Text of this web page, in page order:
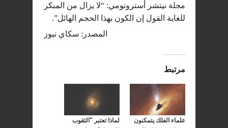
مجلة نيتشر أسترونومي: “لا يزال من المبكر
للغاية القول إن الكون بهذا الحجم الهائل”.
المصدر: سكاي نيوز
مرتبط
علماء الفلك يتمكنون
لماذا تعتبر “الثقوب